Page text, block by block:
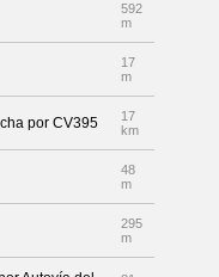
592
m
17
m
por CV395
17
km
48
m
295
m